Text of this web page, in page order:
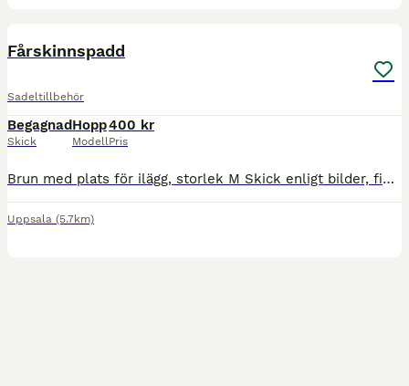
Fårskinnspadd
Sadeltillbehör
Begagnad
Skick
Hopp
Modell
400 kr
Pris
Brun med plats för ilägg, storlek M Skick enligt bilder, finns i Uppsala för upphämtning eller skickas med PostNord mot fraktkostnad🤎
Uppsala (5.7km)